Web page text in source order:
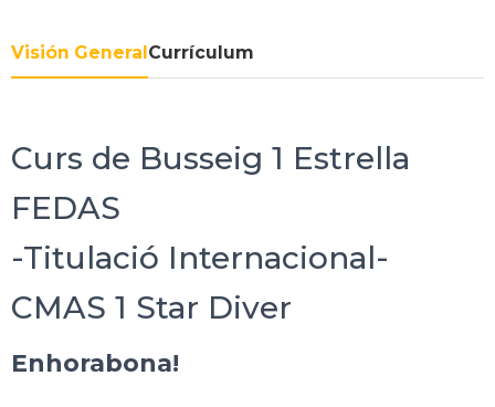
Visión GeneralCurrículum
Curs de Busseig 1 Estrella
FEDAS
-Titulació Internacional-
CMAS 1 Star Diver
Enhorabona!